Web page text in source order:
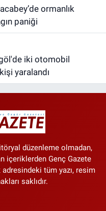
paniği
yaralandı
düzenleme olmadan,
içeriklerden Genç Gazete
tüm yazı, resim
saklıdır.